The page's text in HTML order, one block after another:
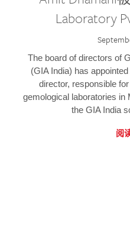
Laboratory
The board of directors of
(GIA India) has
director, responsible
gemological laboratories in
the GIA India
阅